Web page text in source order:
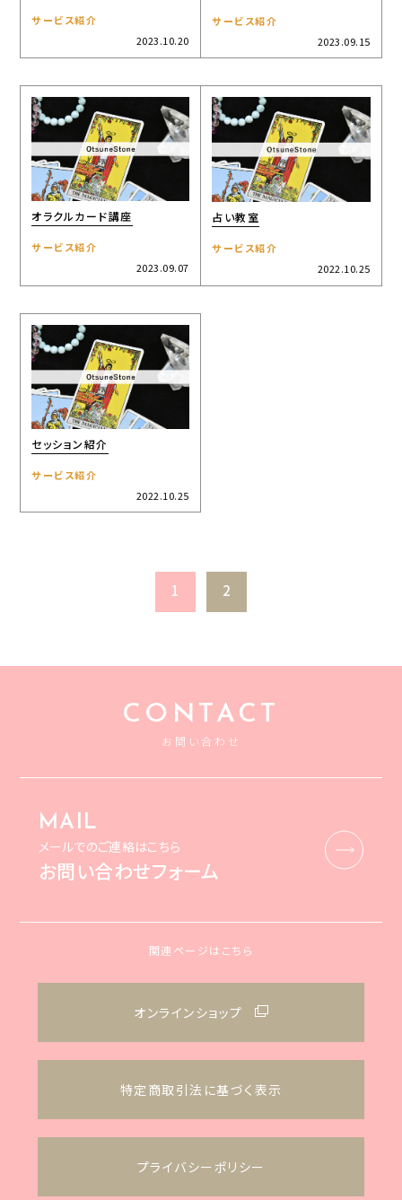
2023.10.20
サービス紹介
2023.09.15
サービス紹介
2023.09.07
サービス紹介
オラクルカード講座
2022.10.25
サービス紹介
占い教室
2022.10.25
サービス紹介
セッション紹介
1 2
CONTACT
お問い合わせ
MAIL
メールでのご連絡はこちら
お問い合わせフォーム
関連ページはこちら
オンラインショップ
特定商取引法に基づく表示
プライバシーポリシー